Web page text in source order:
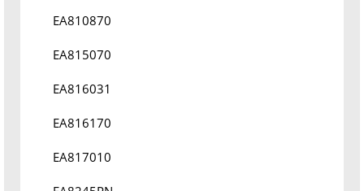
EA810870
EA815070
EA816031
EA816170
EA817010